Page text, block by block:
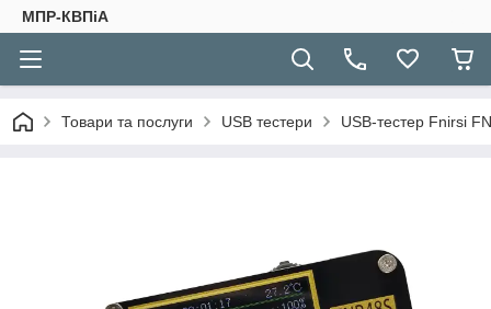
МПР-КВПіА
Товари та послуги USB тестери USB-тестер Fnirsi